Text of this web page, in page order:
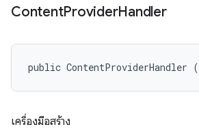
ContentProviderHandler
public ContentProviderHandler (
เครื่องมือสร้าง